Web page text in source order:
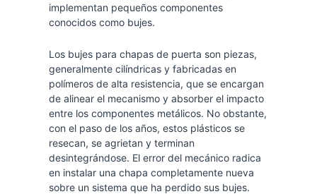
implementan pequeños componentes
conocidos como bujes.
Los bujes para chapas de puerta son piezas,
generalmente cilíndricas y fabricadas en
polímeros de alta resistencia, que se encargan
de alinear el mecanismo y absorber el impacto
entre los componentes metálicos. No obstante,
con el paso de los años, estos plásticos se
resecan, se agrietan y terminan
desintegrándose. El error del mecánico radica
en instalar una chapa completamente nueva
sobre un sistema que ha perdido sus bujes.